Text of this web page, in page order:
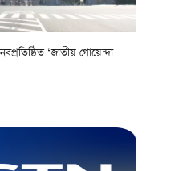
‘জাতীয় গোয়েন্দা